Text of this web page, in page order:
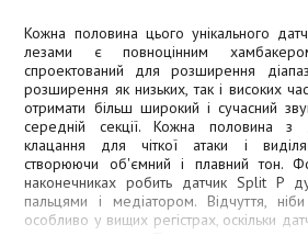
Кожна половина цього унікального
лезами є повноцінним
спроектований для розширення
розширення як низьких, так і високих
отримати більш широкий і сучасний
середній секції. Кожна половина
клацання для чіткої атаки і
створюючи об'ємний і плавний тон.
наконечниках робить датчик Split P
пальцями і медіатором. Відчуття,
особливо у вищих регістрах, оскільки